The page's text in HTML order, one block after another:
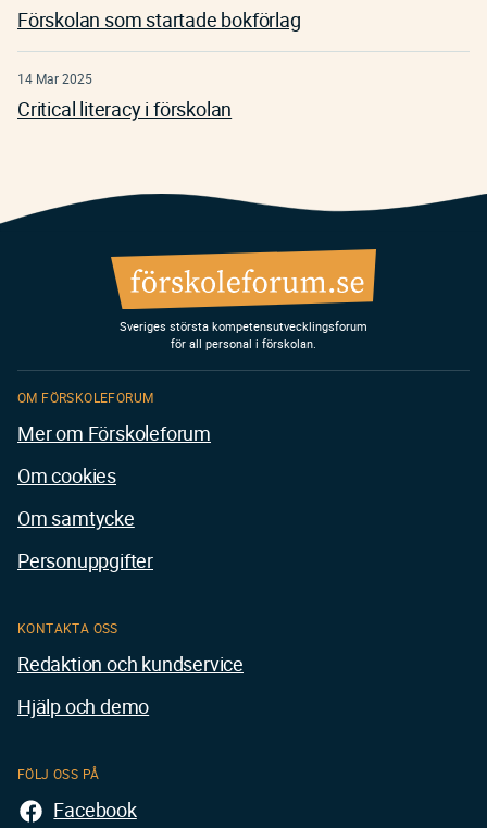
Förskolan som startade bokförlag
14 Mar 2025
Critical literacy i förskolan
Sveriges största kompetensutvecklingsforum
för all personal i förskolan.
KONTAKTA OSS
Redaktion och kundservice
Hjälp och demo
FÖLJ OSS PÅ
Facebook
OM FÖRSKOLEFORUM
Mer om Förskoleforum
Om cookies
Om samtycke
Personuppgifter